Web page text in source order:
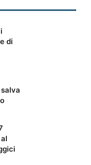
di